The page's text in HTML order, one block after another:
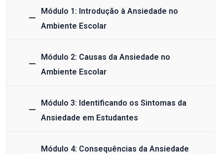
Módulo 1: Introdução à Ansiedade no
Ambiente Escolar
Módulo 2: Causas da Ansiedade no
Ambiente Escolar
Módulo 3: Identificando os Sintomas da
Ansiedade em Estudantes
Módulo 4: Consequências da Ansiedade